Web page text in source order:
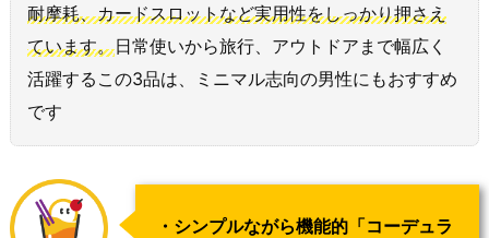
耐摩耗、カードスロットなど実用性をしっかり押さえ
ています。日常使いから旅行、アウトドアまで幅広く
活躍するこの3品は、ミニマル志向の男性にもおすすめ
です
・シンプルながら機能的「コーデュラ